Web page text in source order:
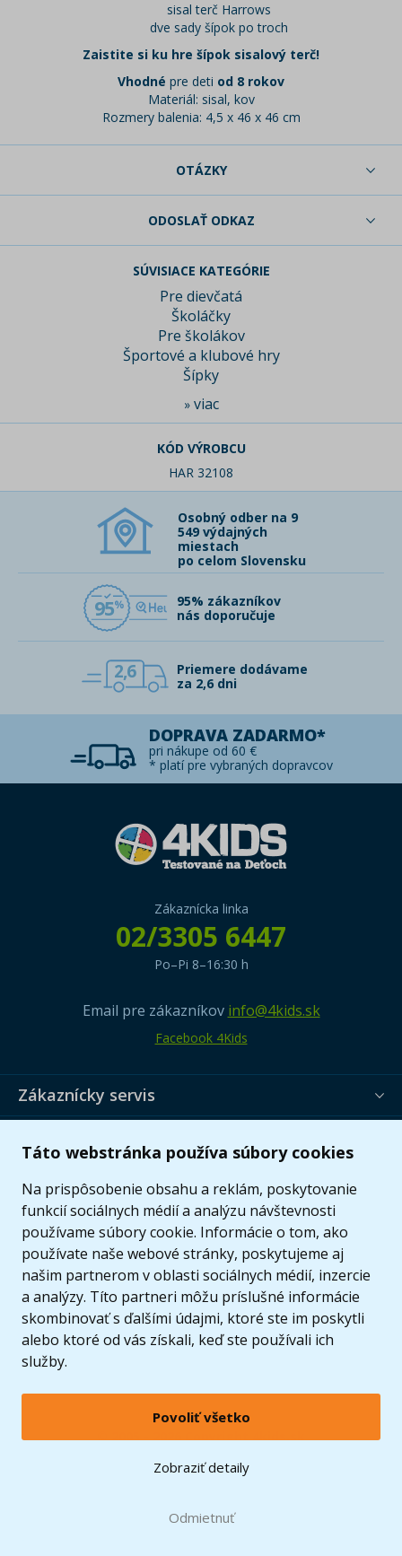
Táto webstránka používa súbory cookies
Na prispôsobenie obsahu a reklám, poskytovanie
funkcií sociálnych médií a analýzu návštevnosti
používame súbory cookie. Informácie o tom, ako
používate naše webové stránky, poskytujeme aj
našim partnerom v oblasti sociálnych médií, inzercie
a analýzy. Títo partneri môžu príslušné informácie
skombinovať s ďalšími údajmi, ktoré ste im poskytli
alebo ktoré od vás získali, keď ste používali ich
služby.
Povoliť všetko
Zobraziť detaily
Odmietnuť
sisal terč Harrows
dve sady šípok po troch
Zaistite si ku hre šípok sisalový terč!
Vhodné pre deti od 8 rokov
Materiál: sisal, kov
Rozmery balenia: 4,5 x 46 x 46 cm
OTÁZKY
ODOSLAŤ ODKAZ
SÚVISIACE KATEGÓRIE
Pre dievčatá
Školáčky
Pre školákov
Športové a klubové hry
Šípky
» viac
KÓD VÝROBCU
HAR 32108
Osobný odber na 9
549 výdajných
miestach
po celom Slovensku
95
95% zákazníkov
nás doporučuje
2,6
Priemere dodávame
za 2,6 dni
DOPRAVA ZADARMO*
pri nákupe od 60 €
* platí pre vybraných dopravcov
Zákaznícka linka
02/3305 6447
Po–Pi 8–16:30 h
Email pre zákazníkov info@4kids.sk
Facebook 4Kids
Zákaznícky servis
© 2005 - 2026 Copyright 4kids.sk
LEGO, logo LEGO a minifigúrka sú ochrannými známkami spoločnosti LEGO Group. ©
2024 The LEGO Group.
Zobraziť verziu pre desktop
Doprava zadarmopri nákupe od